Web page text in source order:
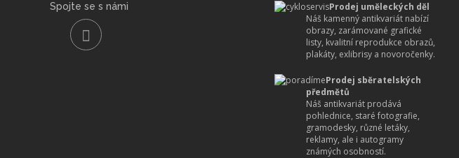
Prodej uměleckých děl
Náš kamenný antikvariát nabízí
obrazy, zarámované grafické
listy, kvalitní reprodukce obrazů,
plakáty, exlibrisy a novoročenky.
Prodej sběratelských
předmětů
Náš antikvariát prodává
pohlednice, staré fotografie,
gramodesky, různé letáky,
reklamy, ale i autogramy
známých osobností.
Spojte se s námi